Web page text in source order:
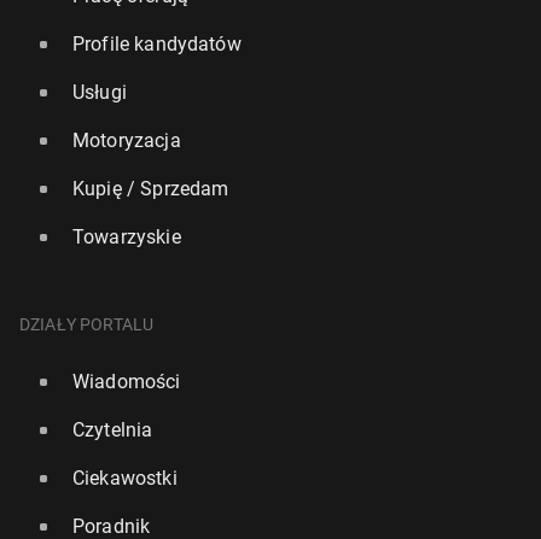
Profile kandydatów
Usługi
Motoryzacja
Kupię / Sprzedam
Towarzyskie
DZIAŁY PORTALU
Wiadomości
Czytelnia
Ciekawostki
Poradnik